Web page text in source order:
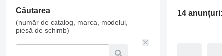
Căutarea
(număr de catalog, marca, modelul,
piesă de schimb)
14 anunțuri: